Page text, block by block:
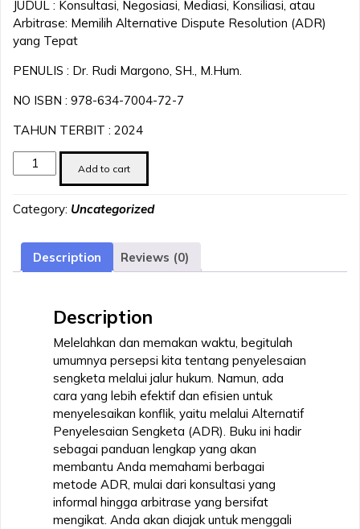
JUDUL : Konsultasi, Negosiasi, Mediasi, Konsiliasi, atau
Arbitrase: Memilih Alternative Dispute Resolution (ADR)
yang Tepat
PENULIS : Dr. Rudi Margono, SH., M.Hum.
NO ISBN : 978-634-7004-72-7
TAHUN TERBIT : 2024
Konsultasi,
Negosiasi,
Konsiliasi,
Arbitrase:
Memilih
Resolution
Add to cart
Category: Uncategorized
Description Reviews (0)
Description
Melelahkan dan memakan waktu, begitulah
umumnya persepsi kita tentang penyelesaian
sengketa melalui jalur hukum. Namun, ada
cara yang lebih efektif dan efisien untuk
menyelesaikan konflik, yaitu melalui Alternatif
Penyelesaian Sengketa (ADR). Buku ini hadir
sebagai panduan lengkap yang akan
membantu Anda memahami berbagai
metode ADR, mulai dari konsultasi yang
informal hingga arbitrase yang bersifat
mengikat. Anda akan diajak untuk menggali